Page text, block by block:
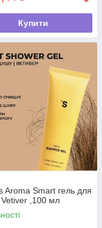
Купити
Aroma Smart гель для
,100 мл